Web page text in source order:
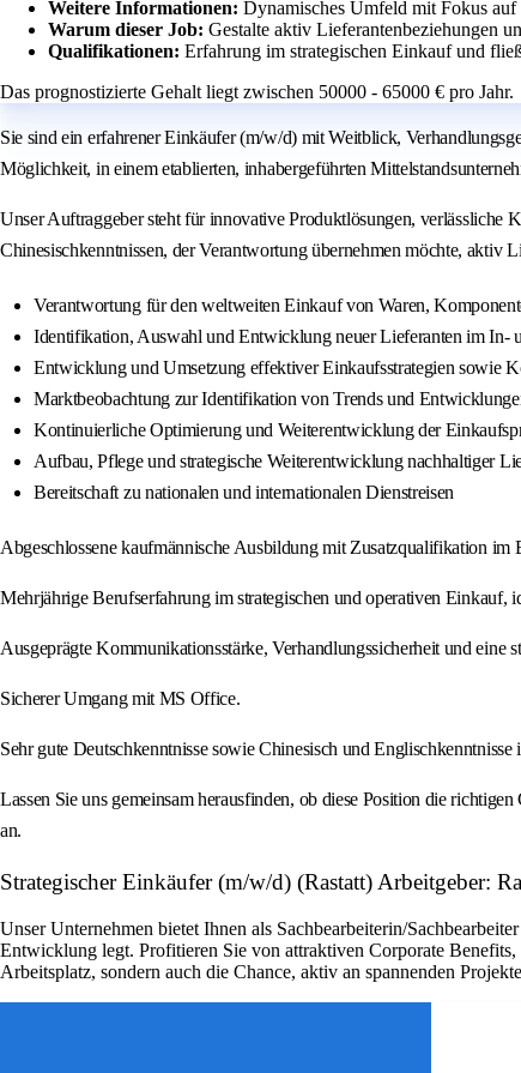
Weitere Informationen: Dynamisches Umfeld mit Fokus
Warum dieser Job: Gestalte aktiv Lieferantenbeziehungen
Qualifikationen: Erfahrung im strategischen Einkauf und
Das prognostizierte Gehalt liegt zwischen 50000 - 65000 € pro Jahr.
Sie sind ein erfahrener Einkäufer (m/w/d) mit Weitblick,
Möglichkeit, in einem etablierten, inhabergeführten
Unser Auftraggeber steht für innovative Produktlösungen, verlässliche
Chinesischkenntnissen, der Verantwortung übernehmen möchte, aktiv
Verantwortung für den weltweiten Einkauf von Waren,
Identifikation, Auswahl und Entwicklung neuer Lieferanten im In-
Entwicklung und Umsetzung effektiver Einkaufsstrategien sowie
Marktbeobachtung zur Identifikation von Trends und
Kontinuierliche Optimierung und Weiterentwicklung der
Aufbau, Pflege und strategische Weiterentwicklung nachhaltiger
Bereitschaft zu nationalen und internationalen Dienstreisen
Abgeschlossene kaufmännische Ausbildung mit Zusatzqualifikation
Mehrjährige Berufserfahrung im strategischen und operativen Einkauf,
Ausgeprägte Kommunikationsstärke, Verhandlungssicherheit und eine
Sicherer Umgang mit MS Office.
Sehr gute Deutschkenntnisse sowie Chinesisch und
Lassen Sie uns gemeinsam herausfinden, ob diese Position die
an.
Strategischer Einkäufer (m/w/d) (Rastatt) Arbeitgeber:
Unser Unternehmen bietet Ihnen als Sachbearbeiterin/
Entwicklung legt. Profitieren Sie von attraktiven Corporate
Arbeitsplatz, sondern auch die Chance, aktiv an spannenden